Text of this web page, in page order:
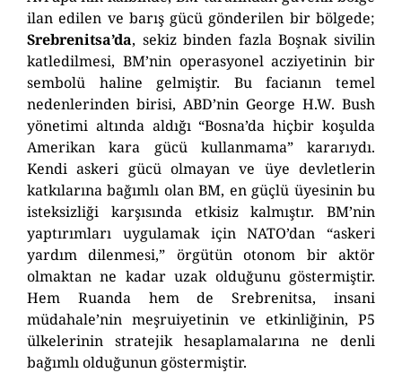
ilan edilen ve barış gücü gönderilen bir bölgede;
Srebrenitsa’da, sekiz binden fazla Boşnak sivilin
katledilmesi, BM’nin operasyonel acziyetinin bir
sembolü haline gelmiştir. Bu facianın temel
nedenlerinden birisi, ABD’nin George H.W. Bush
yönetimi altında aldığı “Bosna’da hiçbir koşulda
Amerikan kara gücü kullanmama” kararıydı.
Kendi askeri gücü olmayan ve üye devletlerin
katkılarına bağımlı olan BM, en güçlü üyesinin bu
isteksizliği karşısında etkisiz kalmıştır. BM’nin
yaptırımları uygulamak için NATO’dan “askeri
yardım dilenmesi,” örgütün otonom bir aktör
olmaktan ne kadar uzak olduğunu göstermiştir.
Hem Ruanda hem deSrebrenitsa,insani
müdahale’nin meşruiyetinin ve etkinliğinin, P5
ülkelerinin stratejik hesaplamalarına ne denli
bağımlı olduğunun göstermiştir.